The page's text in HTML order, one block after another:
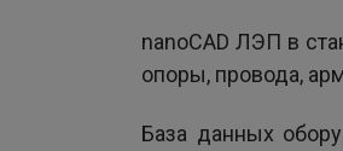
nanoCAD ЛЭП в
опоры, провода,
База данных